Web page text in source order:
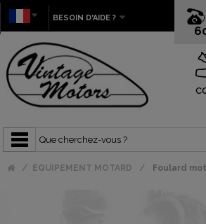
BESOIN D'AIDE ?
EQUIPEMENT MOTARD Foulard